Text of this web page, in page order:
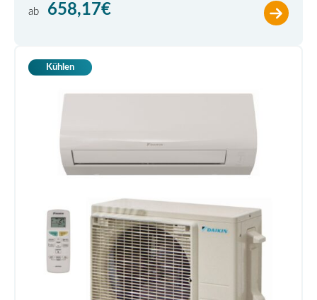
ab 658,17€
Kühlen